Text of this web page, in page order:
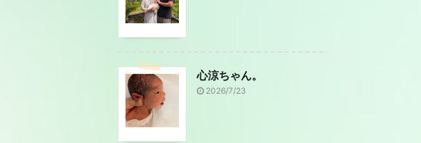
心涼ちゃん。
2026/7/23